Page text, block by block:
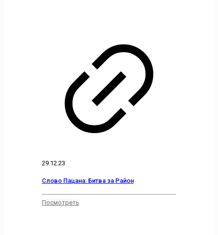
29.12.23
Слово Пацана: Битва за Район
Посмотреть